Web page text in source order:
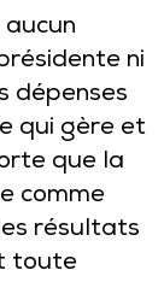
aucun
ni
dépenses
qui gère et
que la
comme
résultats
toute